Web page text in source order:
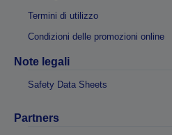
Termini di utilizzo
Condizioni delle promozioni online
Note legali
Safety Data Sheets
Partners